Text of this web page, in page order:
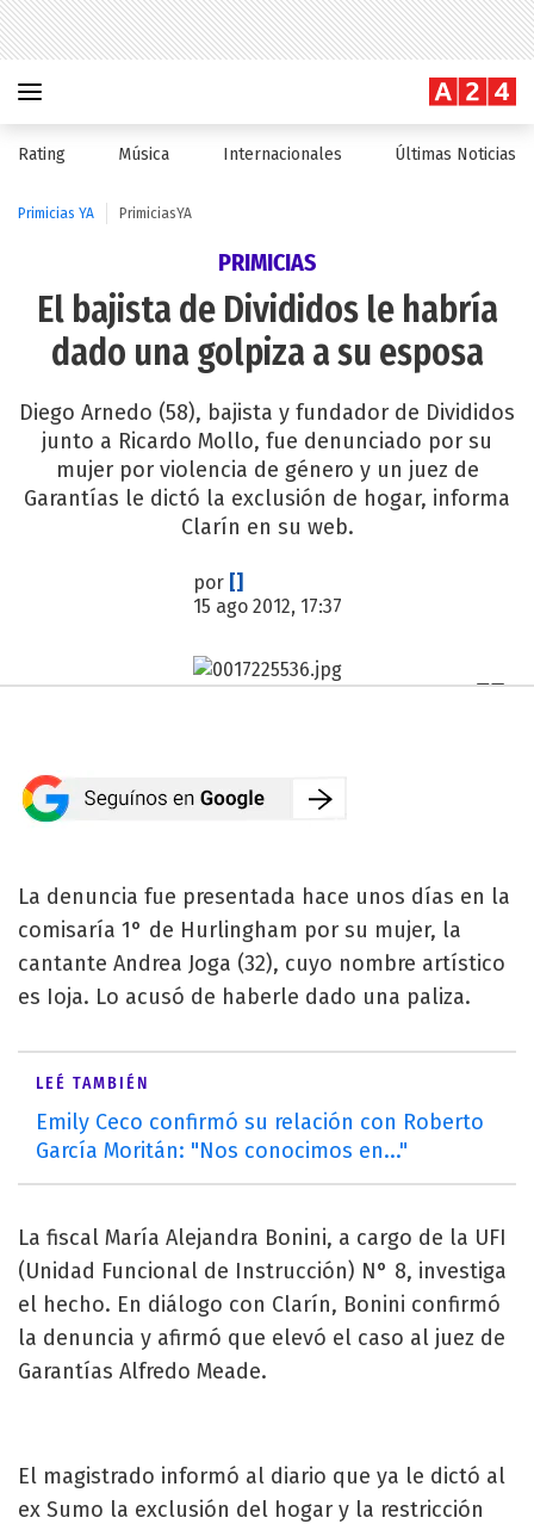
Rating Música Internacionales Últimas Noticias
Primicias YA PrimiciasYA
PRIMICIAS
El bajista de Divididos le habría
dado una golpiza a su esposa
Diego Arnedo (58), bajista y fundador de Divididos
junto a Ricardo Mollo, fue denunciado por su
mujer por violencia de género y un juez de
Garantías le dictó la exclusión de hogar, informa
Clarín en su web.
por []
15 ago 2012, 17:37
La denuncia fue presentada hace unos días en la
comisaría 1° de Hurlingham por su mujer, la
cantante Andrea Joga (32), cuyo nombre artístico
es Ioja. Lo acusó de haberle dado una paliza.
LEÉ TAMBIÉN
Emily Ceco confirmó su relación con Roberto
García Moritán: "Nos conocimos en..."
La fiscal María Alejandra Bonini, a cargo de la UFI
(Unidad Funcional de Instrucción) N° 8, investiga
el hecho. En diálogo con Clarín, Bonini confirmó
la denuncia y afirmó que elevó el caso al juez de
Garantías Alfredo Meade.
El magistrado informó al diario que ya le dictó al
ex Sumo la exclusión del hogar y la restricción